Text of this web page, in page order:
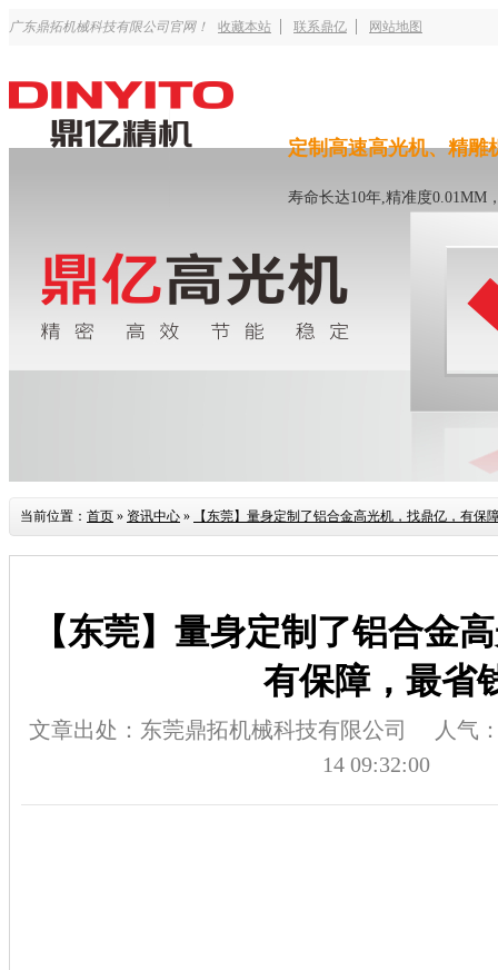
广东鼎拓机械科技有限公司官网！ 收藏本站 联系鼎亿 网站地图
定制高速高光机、精雕
寿命长达10年,精准度0.01MM
当前位置： 首页 » 资讯中心 » 【东莞】量身定制了铝合金高光机，找鼎亿，有保
【东莞】量身定制了铝合金
有保障，最省
文章出处：东莞鼎拓机械科技有限公司
人气
14 09:32:00